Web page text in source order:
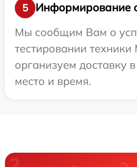
5
Информирование
Мы сообщим Вам о
тестировании
организуем доставку
место и время.